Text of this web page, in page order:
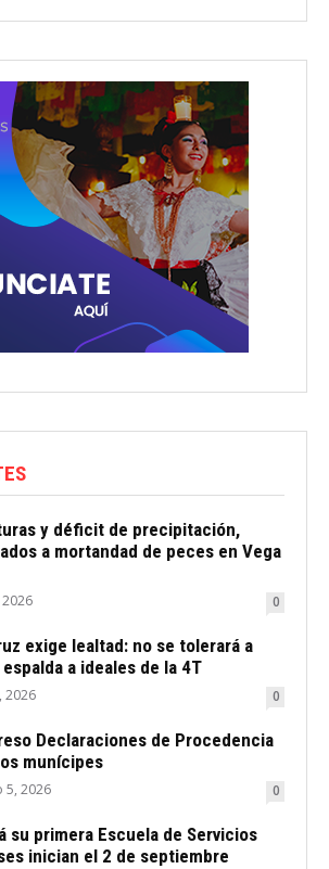
y déficit de precipitación,
a mortandad de peces en Vega
0
exige lealtad: no se tolerará a
a ideales de la 4T
2026 0
Declaraciones de Procedencia
munícipes
5, 2026 0
su primera Escuela de Servicios
inician el 2 de septiembre